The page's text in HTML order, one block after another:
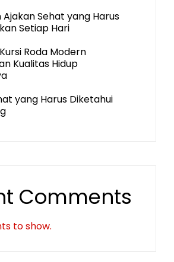
Ajakan Sehat yang Harus
Setiap Hari
Roda Modern
Kualitas Hidup
yang Harus Diketahui
Comments
to show.